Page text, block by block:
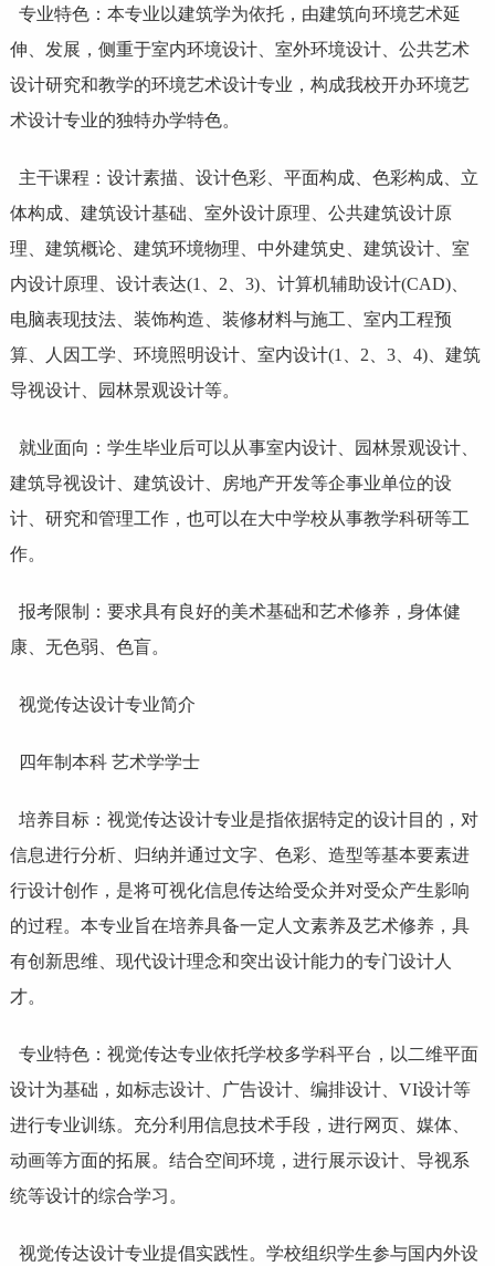
专业特色：本专业以建筑学为依托，由建筑向环境艺术延
伸、发展，侧重于室内环境设计、室外环境设计、 公共艺术
设计研究和教学的环境艺术设计专业，构成我校开办环境艺
术设计专业的独特办学特色。
主干课程：设计素描、设计色彩、平面构成、色彩构成、立
体构成、建筑设计基础、室外设计原理、公共建筑设计原
理、建筑概论、建筑环境物理、中外建筑史、建筑设计、室
内设计原理、设计表达(1、2、3)、计算机辅助设计(CAD)、
电脑表现技法、装饰构造、装修材料与施工、室内工程预
算、人因工学、环境照明设计、室内设计(1、2、3、4)、建筑
导视设计、园林景观设计等。
就业面向：学生毕业后可以从事室内设计、园林景观设计、
建筑导视设计、建筑设计、房地产开发等企事业单位的设
计、研究和管理工作，也可以在大中学校从事教学科研等工
作。
报考限制：要求具有良好的美术基础和艺术修养，身体健
康、无色弱、色盲。
视觉传达设计专业简介
四年制本科 艺术学学士
培养目标：视觉传达设计专业是指依据特定的设计目的，对
信息进行分析、归纳并通过文字、色彩、造型等基本要素进
行设计创作，是将可视化信息传达给受众并对受众产生影响
的过程。本专业旨在培养具备一定人文素养及艺术修养，具
有创新思维、现代设计理念和突出设计能力的专门设计人
才。
专业特色：视觉传达专业依托学校多学科平台，以二维平面
设计为基础，如标志设计、广告设计、编排设计、VI设计等
进行专业训练。充分利用信息技术手段，进行网页、媒体、
动画等方面的拓展。结合空间环境，进行展示设计、导视系
统等设计的综合学习。
视觉传达设计专业提倡实践性。学校组织学生参与国内外设